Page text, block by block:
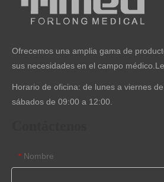
Ofrecemos una amplia gama de
sus necesidades en el campo médico.
Horario de oficina: de lunes a viernes
sábados de 09:00 a 12:00.
* Nombre